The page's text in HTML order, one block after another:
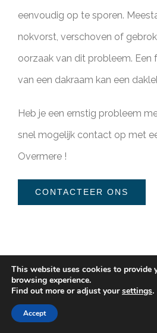
eenvoudig op te sporen.
nokvorst, verschoven of
oorzaak van dit probleem. Een
van een dakraam kan een
Heb je een ernstig probleem
snel mogelijk contact op met
Overmere !
CONTACTEER ONS
Dak herstelling
This website uses cookies to provide
browsing experience.
Find out more or adjust yoursettings.
Accept